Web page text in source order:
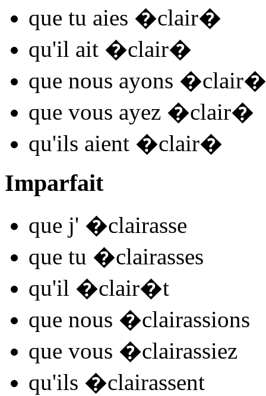
que tu aies �clair�
qu'il ait �clair�
que nous ayons �clair�
que vous ayez �clair�
qu'ils aient �clair�
Imparfait
que j' �clairasse
que tu �clairasses
qu'il �clair�t
que nous �clairassions
que vous �clairassiez
qu'ils �clairassent